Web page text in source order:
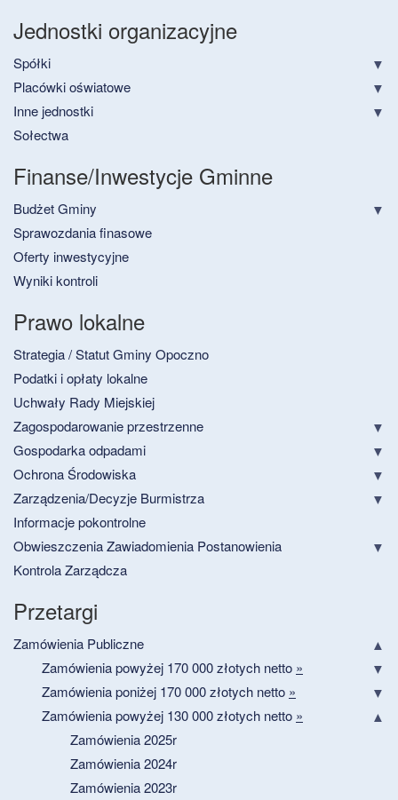
Jednostki organizacyjne
Spółki
Placówki oświatowe
Inne jednostki
Sołectwa
Finanse/Inwestycje Gminne
Budżet Gminy
Sprawozdania finasowe
Oferty inwestycyjne
Wyniki kontroli
Prawo lokalne
Strategia / Statut Gminy Opoczno
Podatki i opłaty lokalne
Uchwały Rady Miejskiej
Zagospodarowanie przestrzenne
Gospodarka odpadami
Ochrona Środowiska
Zarządzenia/Decyzje Burmistrza
Informacje pokontrolne
Obwieszczenia Zawiadomienia Postanowienia
Kontrola Zarządcza
Przetargi
Zamówienia Publiczne
Zamówienia powyżej 170 000 złotych netto »
Zamówienia poniżej 170 000 złotych netto »
Zamówienia powyżej 130 000 złotych netto »
Zamówienia 2025r
Zamówienia 2024r
Zamówienia 2023r